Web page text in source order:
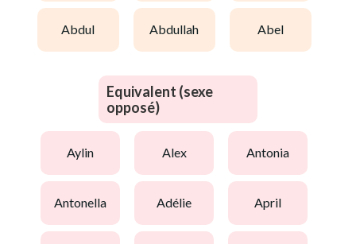
abdul abdullah abel
Equivalent (sexe
opposé)
aylin alex antonia
antonella adélie april